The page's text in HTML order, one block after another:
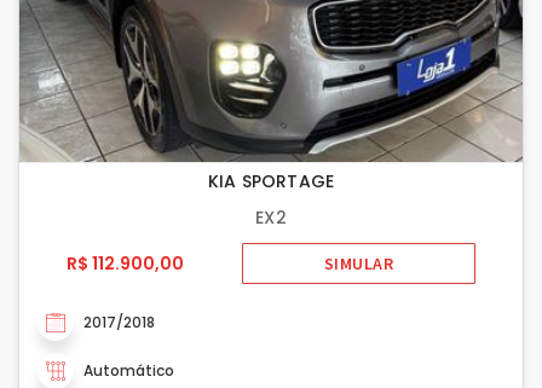
KIA SPORTAGE
EX2
R$ 112.900,00
SIMULAR
2017/2018
Automático